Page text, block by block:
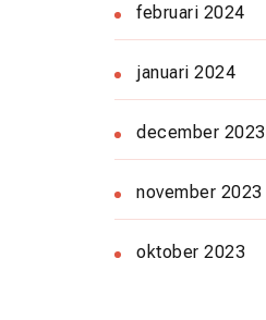
februari 2024
januari 2024
december 2023
november 2023
oktober 2023